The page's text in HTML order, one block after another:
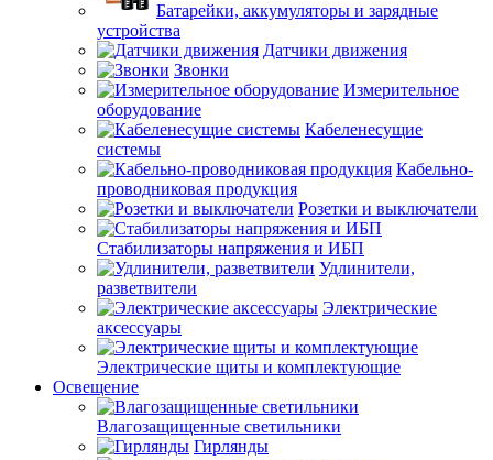
Батарейки, аккумуляторы и зарядные
устройства
Датчики движения
Звонки
Измерительное
оборудование
Кабеленесущие
системы
Кабельно-
проводниковая продукция
Розетки и выключатели
Стабилизаторы напряжения и ИБП
Удлинители,
разветвители
Электрические
аксессуары
Электрические щиты и комплектующие
Освещение
Влагозащищенные светильники
Гирлянды